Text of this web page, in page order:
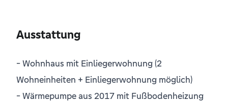
Ausstattung
- Wohnhaus mit Einliegerwohnung (2
Wohneinheiten + Einliegerwohnung möglich)
- Wärmepumpe aus 2017 mit Fußbodenheizung